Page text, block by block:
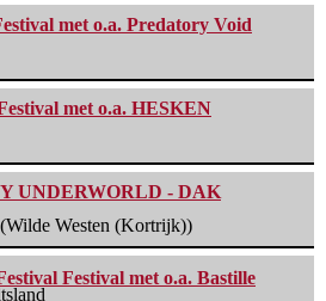
met o.a. Predatory Void
met o.a. HESKEN
UNDERWORLD - DAK
Westen (Kortrijk))
Festival met o.a. Bastille